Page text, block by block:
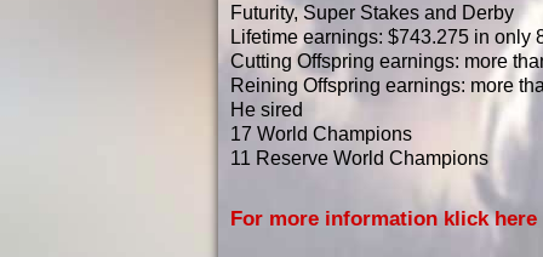
Futurity, Super Stakes and Derby
Lifetime earnings: $743.275 in only
Cutting Offspring earnings: more
Reining Offspring earnings: more
He sired
17 World Champions
11 Reserve World Champions
For more information klick here